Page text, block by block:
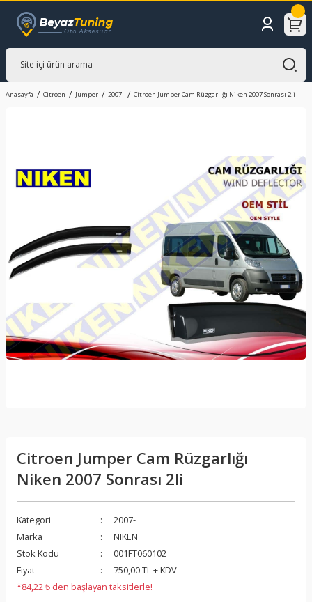
Anasayfa Citroen Jumper 2007- Citroen Jumper Cam Rüzgarlığı Niken 2007 Sonrası 2li
Citroen Jumper Cam Rüzgarlığı
Niken 2007 Sonrası 2li
Kategori
2007-
Marka
NIKEN
Stok Kodu
001FT060102
Fiyat
750,00 TL + KDV
*84,22 ₺ den başlayan taksitlerle!